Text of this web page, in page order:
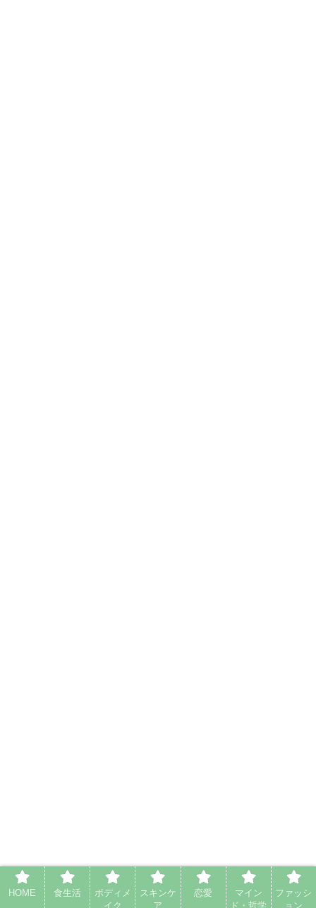
HOME 食生活
ボディメ
イク
スキンケ
ア
恋愛
マイン
ド・哲学
ファッシ
ョン